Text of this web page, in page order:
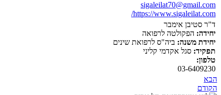
sigaleilat70@gmail.com
https://www.sigaleilat.com/
ד"ר סטיבן אימבר
יחידה: הפקולטה לרפואה
יחידת משנה: ביה"ס לרפואת שינים
תפקיד: סגל אקדמי קליני
טלפון:
03-6409230
הבא
הקודם